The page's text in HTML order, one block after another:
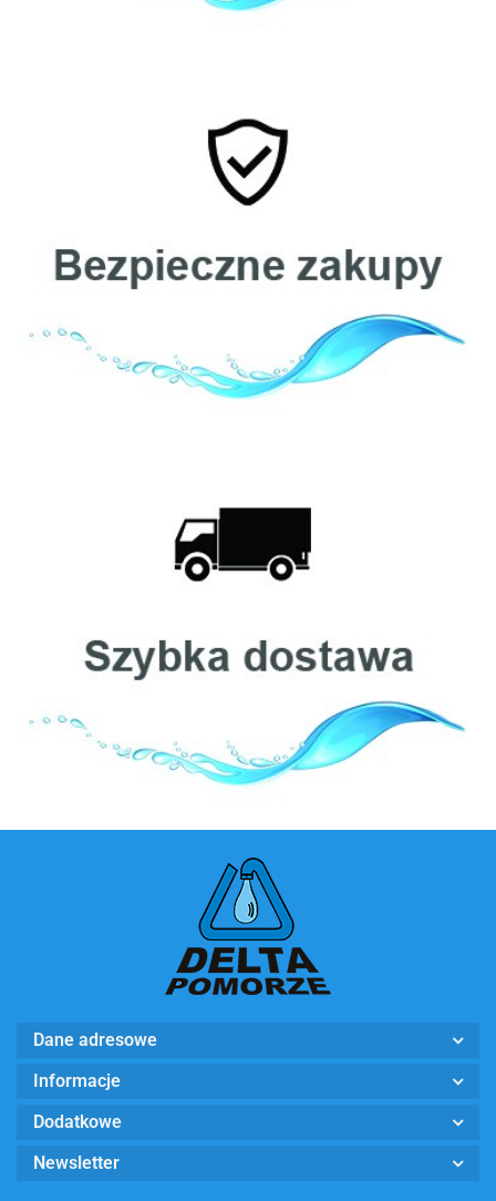
Clack
Ecosoft
Dane adresowe
Informacje
Dodatkowe
Newsletter